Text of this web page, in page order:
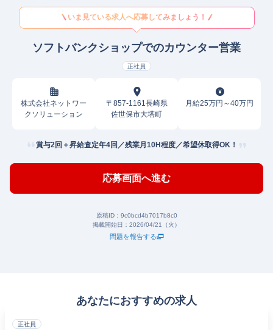
いま見ている求人へ応募してみましょう！
ソフトバンクショップでのカウンター営業
正社員
株式会社ネットワー
クソリューション
〒857-1161長崎県
佐世保市大塔町
月給25万円～40万円
賞与2回＋昇給査定年4回／残業月10H程度／希望休取得OK！
応募画面へ進む
原稿ID： 9c0bcd4b7017b8c0
掲載開始日： 2026/04/21（火）
問題を報告する
あなたにおすすめの求人
正社員